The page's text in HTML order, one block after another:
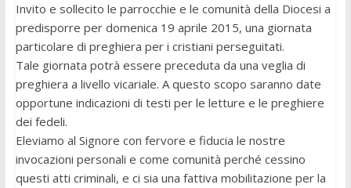
Invito e sollecito le parrocchie e le comunità della Diocesi a
predisporre per domenica 19 aprile 2015, una giornata
particolare di preghiera per i cristiani perseguitati.
Tale giornata potrà essere preceduta da una veglia di
preghiera a livello vicariale. A questo scopo saranno date
opportune indicazioni di testi per le letture e le preghiere
dei fedeli.
Eleviamo al Signore con fervore e fiducia le nostre
invocazioni personali e come comunità perché cessino
questi atti criminali, e ci sia una fattiva mobilitazione per la